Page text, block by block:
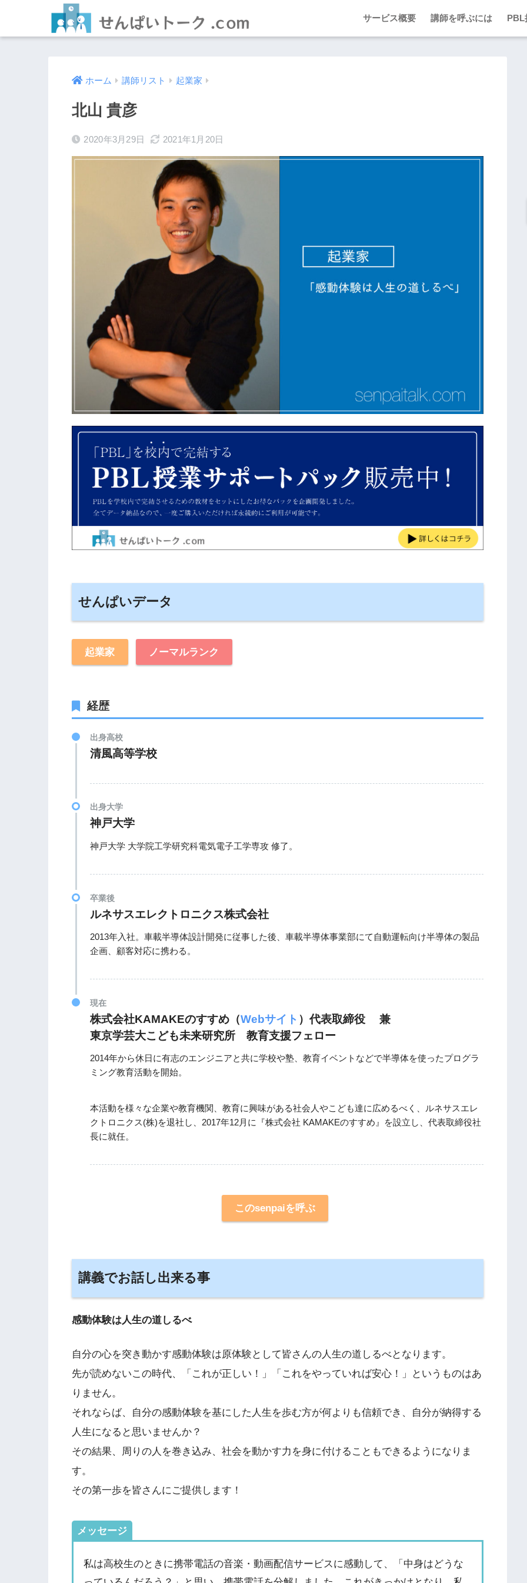
サービス概要 講師を呼ぶには PBL
ホーム 講師リスト 起業家
北山 貴彦
2020年3月29日 2021年1月20日
せんぱいデータ
起業家 ノーマルランク
経歴
出身高校
清風高等学校
出身大学
神戸大学
神戸大学 大学院工学研究科電気電子工学専攻 修了。
卒業後
ルネサスエレクトロニクス株式会社
2013年入社。車載半導体設計開発に従事した後、車載半導体事業部にて自動運転向け半導体の製品
企画、顧客対応に携わる。
現在
株式会社KAMAKEのすすめ（Webサイト ）代表取締役 兼
東京学芸大こども未来研究所 教育支援フェロー
2014年から休日に有志のエンジニアと共に学校や塾、教育イベントなどで半導体を使ったプログラ
ミング教育活動を開始。
本活動を様々な企業や教育機関、教育に興味がある社会人やこども達に広めるべく、ルネサスエレ
クトロニクス(株)を退社し、2017年12月に『株式会社 KAMAKEのすすめ』を設立し、代表取締役社
長に就任。
このsenpaiを呼ぶ
講義でお話し出来る事
感動体験は人生の道しるべ
自分の心を突き動かす感動体験は原体験として皆さんの人生の道しるべとなります。
先が読めないこの時代、「これが正しい！」「これをやっていれば安心！」というものはあ
りません。
それならば、自分の感動体験を基にした人生を歩む方が何よりも信頼でき、自分が納得する
人生になると思いませんか？
その結果、周りの人を巻き込み、社会を動かす力を身に付けることもできるようになりま
す。
その第一歩を皆さんにご提供します！
メッセージ
私は高校生のときに携帯電話の音楽・動画配信サービスに感動して、「中身はどうな